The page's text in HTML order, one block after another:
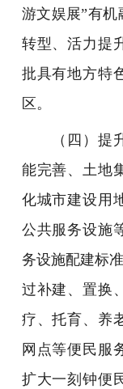
游文娱展”有
转型、活力提
批具有地方特
区。
（四）提升
能完善、土地
化城市建设用
公共服务设施
务设施配建标
过补建、置换
疗、托育、养
网点等便民服
扩大一刻钟便